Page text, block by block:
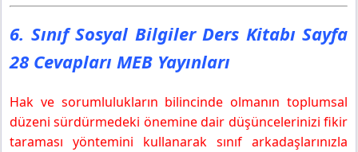
6. Sınıf Sosyal Bilgiler Ders Kitabı Sayfa
28 Cevapları MEB Yayınları
Hak ve sorumlulukların bilincinde olmanın toplumsal
düzeni sürdürmedeki önemine dair düşüncelerinizi fikir
taraması yöntemini kullanarak sınıf arkadaşlarınızla